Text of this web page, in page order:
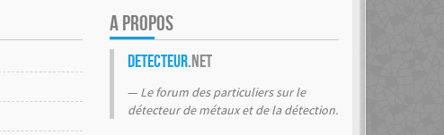
A PROPOS
Detecteur.net
Le forum des particuliers sur le
détecteur de métaux et de la détection.